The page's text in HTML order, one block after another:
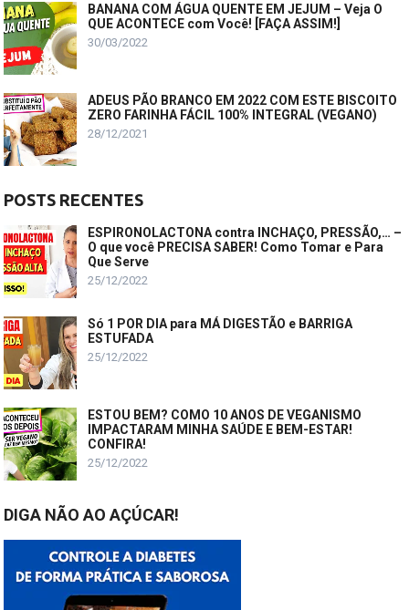
BANANA COM ÁGUA QUENTE EM JEJUM – Veja O
QUE ACONTECE com Você! [FAÇA ASSIM!]
30/03/2022
ADEUS PÃO BRANCO EM 2022 COM ESTE BISCOITO
ZERO FARINHA FÁCIL 100% INTEGRAL (VEGANO)
28/12/2021
POSTS RECENTES
ESPIRONOLACTONA contra INCHAÇO, PRESSÃO,… –
O que você PRECISA SABER! Como Tomar e Para
Que Serve
25/12/2022
Só 1 POR DIA para MÁ DIGESTÃO e BARRIGA
ESTUFADA
25/12/2022
ESTOU BEM? COMO 10 ANOS DE VEGANISMO
IMPACTARAM MINHA SAÚDE E BEM-ESTAR!
CONFIRA!
25/12/2022
DIGA NÃO AO AÇÚCAR!